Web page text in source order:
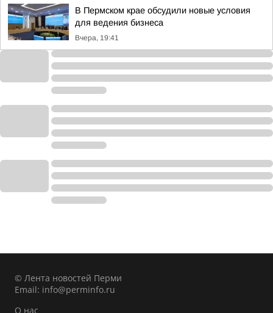
В Пермском крае обсудили новые условия
для ведения бизнеса
Вчера, 19:41
© Лента новостей Перми
Email: info@perminfo.ru
О нас